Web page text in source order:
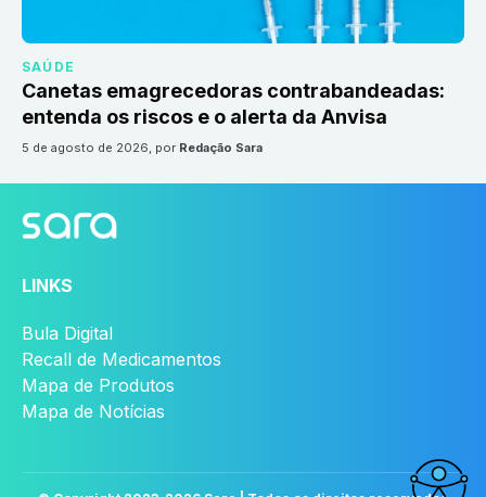
SAÚDE
Canetas emagrecedoras contrabandeadas:
entenda os riscos e o alerta da Anvisa
5 de agosto de 2026, por Redação Sara
LINKS
Bula Digital
Recall de Medicamentos
Mapa de Produtos
Mapa de Notícias